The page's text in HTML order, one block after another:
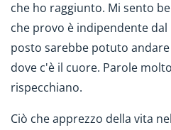
che ho raggiunto. Mi sento
che provo è indipendente
posto sarebbe potuto
dove c'è il cuore. Parole
rispecchiano.
Ciò che apprezzo della vita